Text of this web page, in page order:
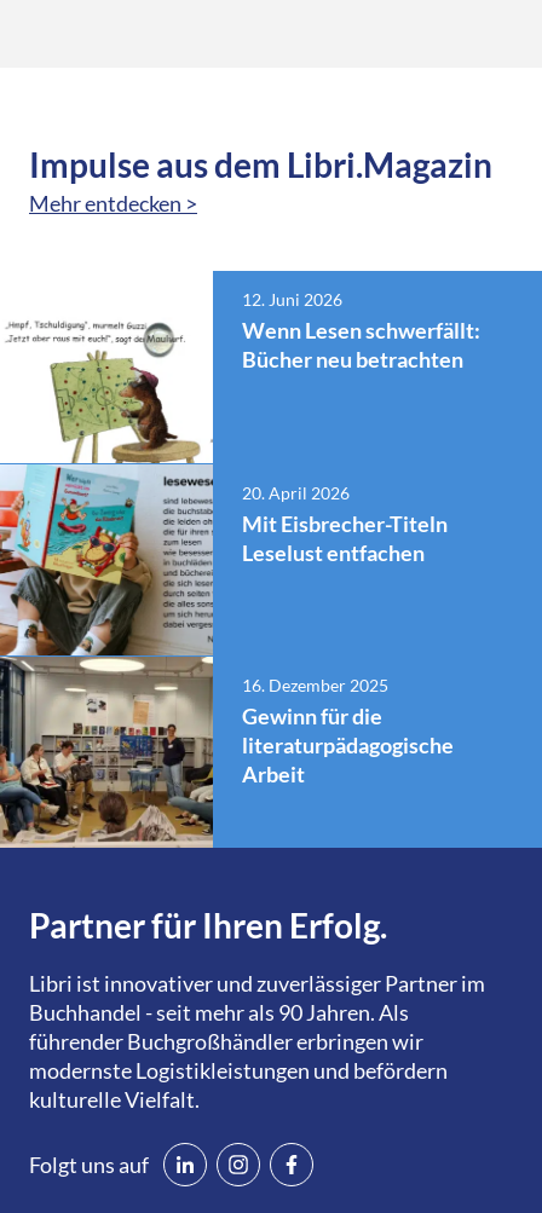
Impulse aus dem Libri.Magazin
Mehr entdecken >
12. Juni 2026
Wenn Lesen schwerfällt:
Bücher neu betrachten
20. April 2026
Mit Eisbrecher-Titeln
Leselust entfachen
16. Dezember 2025
Gewinn für die
literaturpädagogische
Arbeit
Partner für Ihren Erfolg.
Libri ist innovativer und zuverlässiger Partner im
Buchhandel - seit mehr als 90 Jahren. Als
führender Buchgroßhändler erbringen wir
modernste Logistikleistungen und befördern
kulturelle Vielfalt.
Folgt uns auf